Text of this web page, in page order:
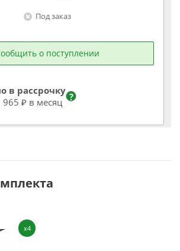
Под заказ
о поступлении
в рассрочку
965 ₽ в месяц
?
x4